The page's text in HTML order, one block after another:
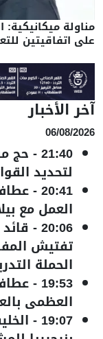
مناولة
على اتفاقيتين
آخر الأخبار
06/08/2026
21:40
-
لتحديد
20:41
-
العمل مع
20:06
-
تفتيش
الحملة
19:53
-
العظمى
19:07
-